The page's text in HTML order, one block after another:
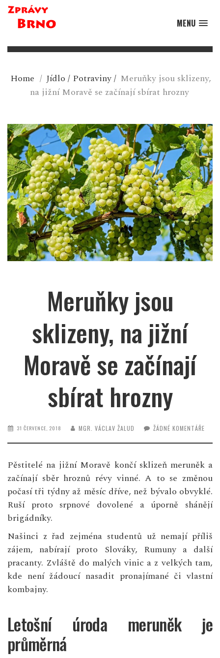
MENU
Home / Jídlo / Potraviny/ Meruňky jsou sklizeny,
na jižní Moravě se začínají sbírat hrozny
Meruňky jsou
sklizeny, na jižní
Moravě se začínají
sbírat hrozny
31 ČERVENCE, 2018 MGR. VÁCLAV ŽALUD ŽÁDNÉ KOMENTÁŘE
Pěstitelé na jižní Moravě končí sklizeň meruněk a
začínají sběr hroznů révy vinné. A to se změnou
počasí tři týdny až měsíc dříve, než bývalo obvyklé.
Ruší proto srpnové dovolené a úporně shánějí
brigádníky.
Našinci z řad zejména studentů už nemají příliš
zájem, nabírají proto Slováky, Rumuny a další
pracanty. Zvláště do malých vinic a z velkých tam,
kde není žádoucí nasadit pronajímané či vlastní
kombajny.
Letošní úroda meruněk je
průměrná